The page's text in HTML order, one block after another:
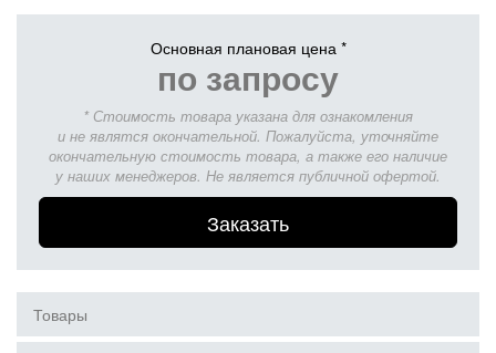
Основная плановая цена *
по запросу
* Стоимость товара указана для ознакомления
и не являтся окончательной. Пожалуйста, уточняйте
окончательную стоимость товара, а также его наличие
у наших менеджеров. Не является публичной офертой.
Заказать
Товары